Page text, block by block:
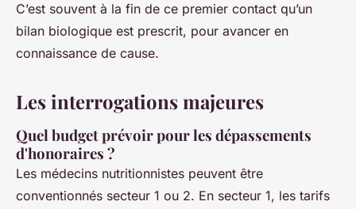
C’est souvent à la fin de ce premier contact qu’un
bilan biologique est prescrit, pour avancer en
connaissance de cause.
Les interrogations majeures
Quel budget prévoir pour les dépassements
d'honoraires ?
Les médecins nutritionnistes peuvent être
conventionnés secteur 1 ou 2. En secteur 1, les tarifs